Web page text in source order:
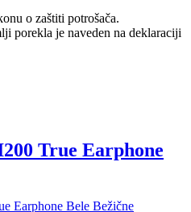
o zaštiti potrošača.
porekla je naveden na deklaraciji
True Earphone